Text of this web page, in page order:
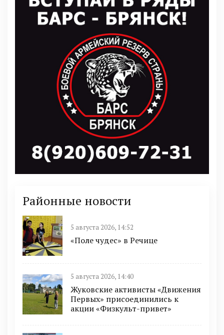
Районные новости
5 августа 2026, 14:52
«Поле чудес» в Речице
5 августа 2026, 14:40
Жуковские активисты «Движения
Первых» присоединились к
акции «Физкульт-привет»